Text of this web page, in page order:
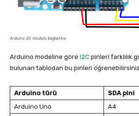
Arduino ı2c modülü bağlantısı
Arduino modeline göre I2C pinleri farklılık
bulunan tablodan bu pinleri öğrenebilirsiniz
Arduino türü SDA pini
Arduino Uno
A4